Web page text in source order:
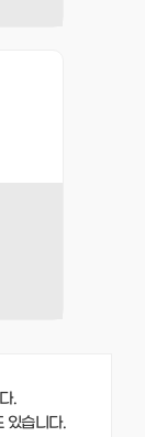
.
있습니다.